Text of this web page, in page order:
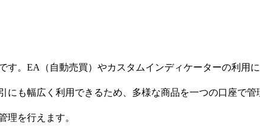
。EA（自動売買）やカスタムインディケーターの利用に
も幅広く利用できるため、多様な商品を一つの口座で管
理を行えます。